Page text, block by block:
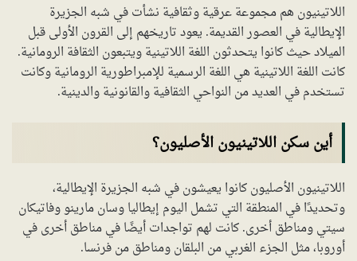
اللاتينيون هم مجموعة عرقية وثقافية نشأت في شبه الجزيرة
الإيطالية في العصور القديمة. يعود تاريخهم إلى القرون الأولى قبل
الميلاد حيث كانوا يتحدثون اللغة اللاتينية ويتبعون الثقافة الرومانية.
كانت اللغة اللاتينية هي اللغة الرسمية للإمبراطورية الرومانية وكانت
تستخدم في العديد من النواحي الثقافية والقانونية والدينية.
أين سكن اللاتينيون الأصليون؟
اللاتينيون الأصليون كانوا يعيشون في شبه الجزيرة الإيطالية،
وتحديدًا في المنطقة التي تشمل اليوم إيطاليا وسان مارينو وفاتيكان
سيتي ومناطق أخرى. كانت لهم تواجدات أيضًا في مناطق أخرى في
أوروبا، مثل الجزء الغربي من البلقان ومناطق من فرنسا.